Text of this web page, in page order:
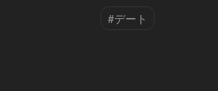
#デート